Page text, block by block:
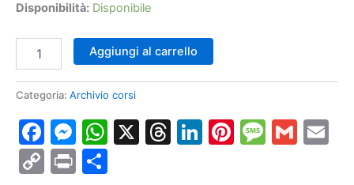
Disponibilità: Disponibile
Accessi
Prelievi
Roma
15
settembre
2023
Aggiungi al carrello
Categoria: Archivio corsi
Facebook
Messenger
WhatsApp
X Threads
LinkedIn
Pinterest
Copy
Print